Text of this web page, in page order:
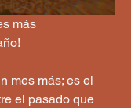
más
el pasado que